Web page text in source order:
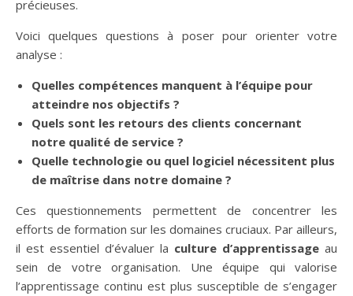
précieuses.
Voici quelques questions à poser pour orienter votre
analyse :
Quelles compétences manquent à l’équipe pour
atteindre nos objectifs ?
Quels sont les retours des clients concernant
notre qualité de service ?
Quelle technologie ou quel logiciel nécessitent plus
de maîtrise dans notre domaine ?
Ces questionnements permettent de concentrer les
efforts de formation sur les domaines cruciaux. Par ailleurs,
il est essentiel d’évaluer la culture d’apprentissage au
sein de votre organisation. Une équipe qui valorise
l’apprentissage continu est plus susceptible de s’engager